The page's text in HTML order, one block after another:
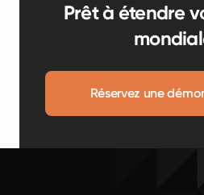
Prêt à étendre
Réservez une